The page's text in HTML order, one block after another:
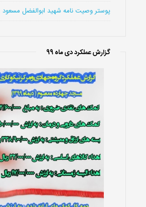
پوستر وصیت نامه شهید ابوالفضل مسعود
گزارش عملکرد دی ماه 99